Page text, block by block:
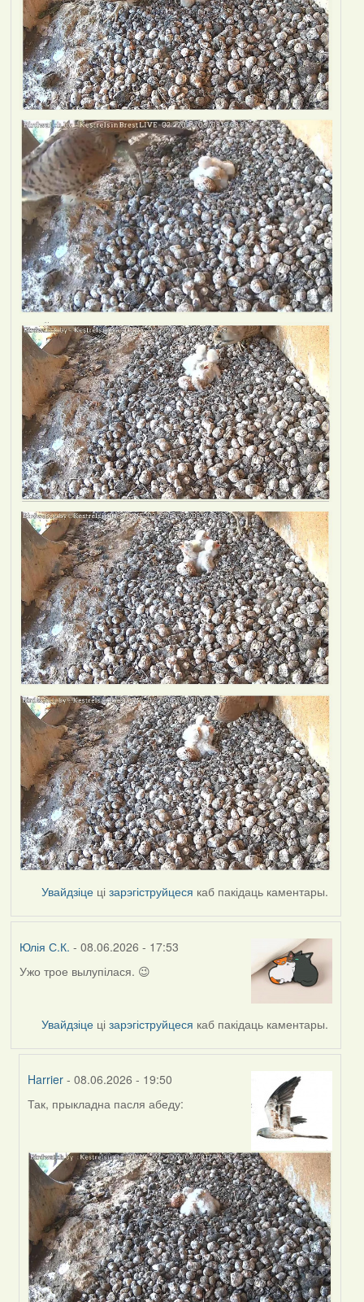
Увайдзіце цізарэгіструйцеся каб пакідаць каментары.
Юлія С.К. - 08.06.2026 - 17:53
Ужо трое вылупілася. 😉
Увайдзіце цізарэгіструйцеся каб пакідаць каментары.
Harrier - 08.06.2026 - 19:50
In
by
Юлія
С.К.
Так, прыкладна пасля абеду: